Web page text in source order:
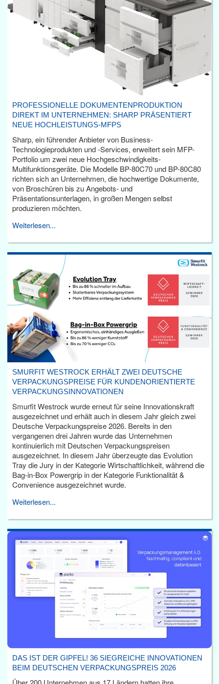
PROFESSIONELLE DOKUMENTENPRODUKTION
DIREKT IM UNTERNEHMEN: SHARP PRÄSENTIERT
NEUE HOCHLEISTUNGS-MFPS
Sharp, ein führender Anbieter von Business-
Technologieprodukten und -Services, erweitert sein MFP-
Portfolio um zwei neue Hochgeschwindigkeits-
Multifunktionsgeräte. Die Modelle BP-80C70 und BP-80C80
richten sich an Unternehmen, die hochwertige Dokumente,
von Broschüren bis zu Angebots- und
Präsentationsunterlagen, in großen Mengen selbst
produzieren möchten.
Weiterlesen...
SMURFIT WESTROCK ERHÄLT ZWEI DEUTSCHE
VERPACKUNGSPREISE FÜR KUNDENORIENTIERTE
VERPACKUNGSINNOVATIONEN
Smurfit Westrock wurde erneut für seine Innovationskraft
ausgezeichnet und erhält auch in diesem Jahr gleich zwei
Deutsche Verpackungspreise 2026. Bereits in den
vergangenen drei Jahren wurde das Unternehmen
kontinuierlich mit Deutschen Verpackungspreisen
ausgezeichnet. In diesem Jahr überzeugte das Evolution
Tray die Jury in der Kategorie Wirtschaftlichkeit, während die
Bag-in-Box Powergrip in der Kategorie Funktionalität &
Convenience ausgezeichnet wurde.
Weiterlesen...
DAS IST DER GIPFEL! 36 SIEGREICHE INNOVATIONEN
BEIM DEUTSCHEN VERPACKUNGSPREIS 2026